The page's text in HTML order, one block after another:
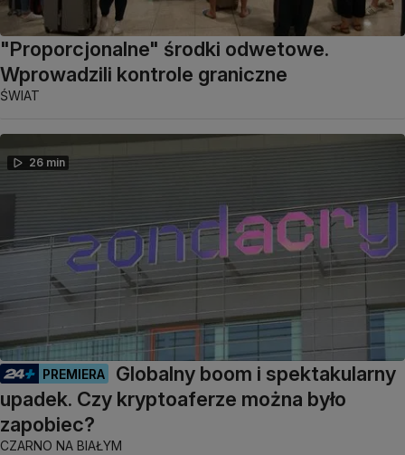
"Proporcjonalne" środki odwetowe.
Wprowadzili kontrole graniczne
ŚWIAT
26 min
PREMIERA
Globalny boom i spektakularny
upadek. Czy kryptoaferze można było
zapobiec?
CZARNO NA BIAŁYM